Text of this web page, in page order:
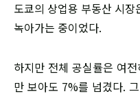
도쿄의 상업용 부동산 시
녹아가는 중이었다.
하지만 전체 공실률은 여
만 보아도 7%를 넘겼다.